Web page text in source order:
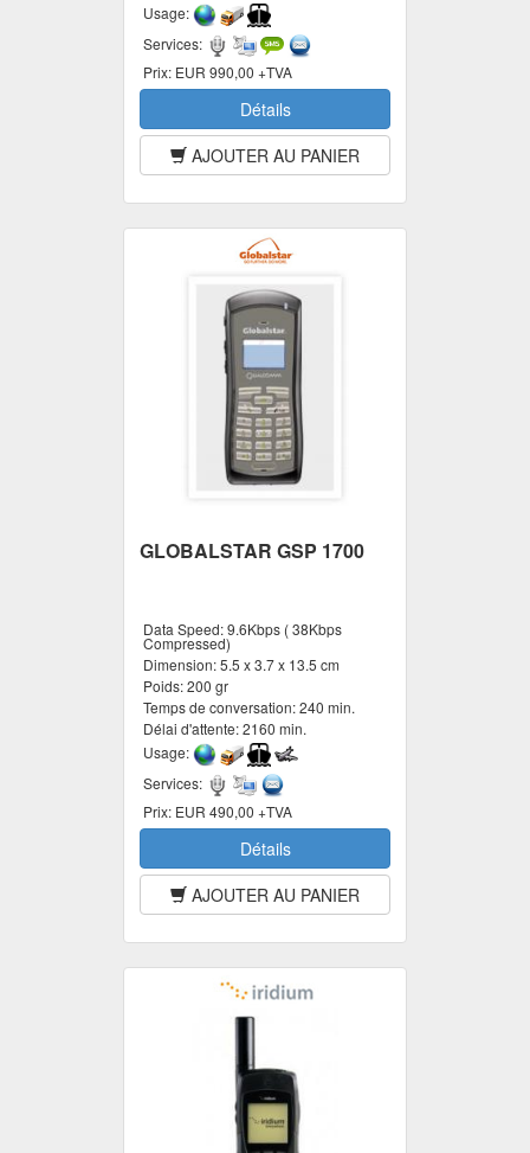
Usage:
Services:
Prix: EUR 990,00 +TVA
Détails
AJOUTER AU PANIER
GLOBALSTAR GSP 1700
Data Speed:9.6Kbps ( 38Kbps
Compressed)
Dimension:5.5 x 3.7 x 13.5 cm
Poids:200 gr
Temps de conversation:240 min.
Délai d'attente:2160 min.
Usage:
Services:
Prix: EUR 490,00 +TVA
Détails
AJOUTER AU PANIER